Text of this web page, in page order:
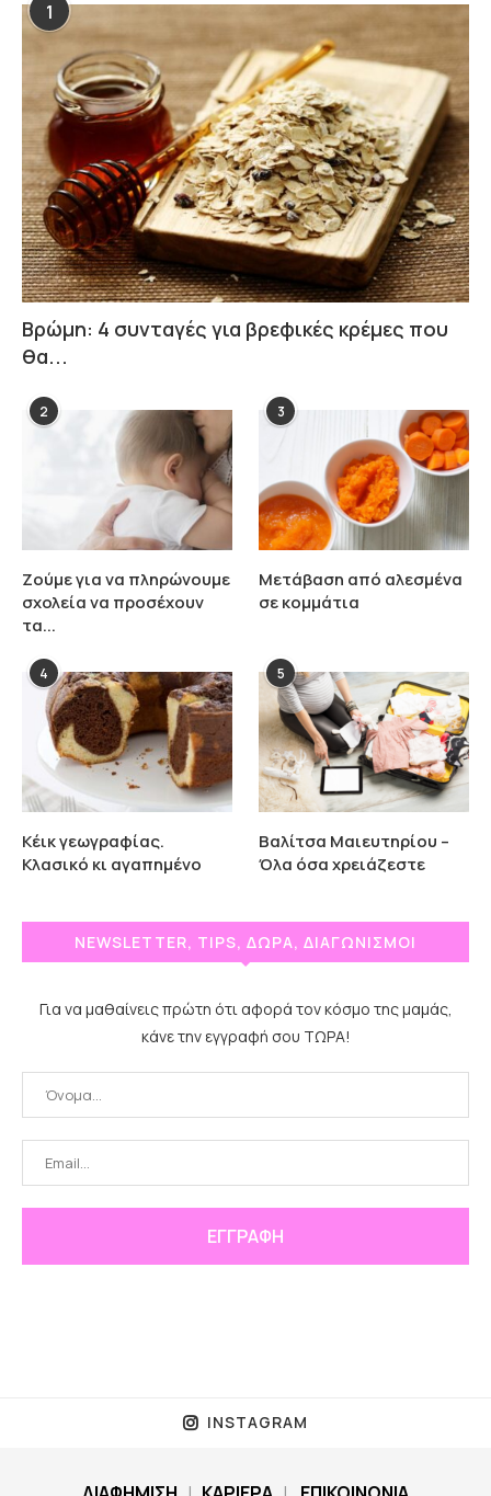
1
Βρώμη: 4 συνταγές για βρεφικές κρέμες που
θα...
2
Ζούμε για να πληρώνουμε
σχολεία να προσέχουν
τα...
3
Μετάβαση από αλεσμένα
σε κομμάτια
4
Κέικ γεωγραφίας.
Κλασικό κι αγαπημένο
5
Βαλίτσα Μαιευτηρίου –
Όλα όσα χρειάζεστε
NEWSLETTER, TIPS, ΔΩΡΑ, ΔΙΑΓΩΝΙΣΜΟΙ
Για να μαθαίνεις πρώτη ότι αφορά τον κόσμο της μαμάς,
κάνε την εγγραφή σου ΤΩΡΑ!
INSTAGRAM